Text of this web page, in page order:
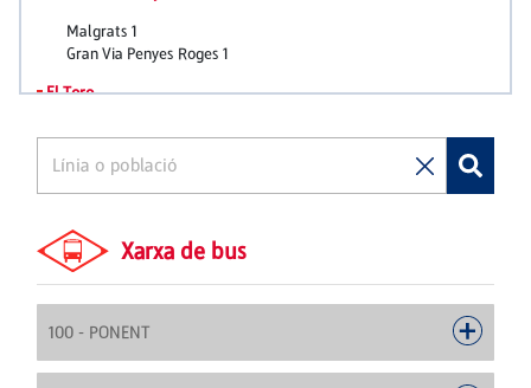
Xarxa de bus
100 - PONENT